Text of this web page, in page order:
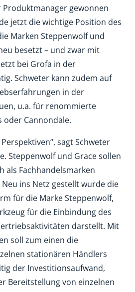
gewonnen
jetzt die wichtige Position des
Marken Steppenwolf und
besetzt – und zwar mit
bei Grofa in der
Schweter kann zudem auf
in der
u.a. für renommierte
oder Cannondale.
sagt Schweter
Steppenwolf und Grace sollen
als Fachhandelsmarken
ins Netz gestellt wurde die
für die Marke Steppenwolf,
für die Einbindung des
darstellt. Mit
soll zum einen die
stationären Händlers
der Investitionsaufwand,
Bereitstellung von einzelnen